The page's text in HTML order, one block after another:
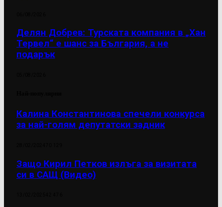
Делян Добрев: Турската компания в „Хан
Тервел“ е шанс за България, а не
подарък
Калина Константинова спечели конкурса
за най-голям депутатски задник
Защо Кирил Петков излъга за визитата
си в САЩ (Видео)